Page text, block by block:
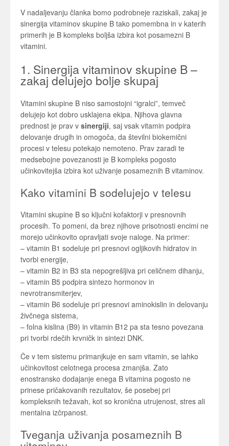
V nadaljevanju članka bomo podrobneje raziskali, zakaj je
sinergija vitaminov skupine B tako pomembna in v katerih
primerih je B kompleks boljša izbira kot posamezni B
vitamini.
1. Sinergija vitaminov skupine B –
zakaj delujejo bolje skupaj
Vitamini skupine B niso samostojni “igralci”, temveč
delujejo kot dobro usklajena ekipa. Njihova glavna
prednost je prav v sinergiji, saj vsak vitamin podpira
delovanje drugih in omogoča, da številni biokemični
procesi v telesu potekajo nemoteno. Prav zaradi te
medsebojne povezanosti je B kompleks pogosto
učinkovitejša izbira kot uživanje posameznih B vitaminov.
Kako vitamini B sodelujejo v telesu
Vitamini skupine B so ključni kofaktorji v presnovnih
procesih. To pomeni, da brez njihove prisotnosti encimi ne
morejo učinkovito opravljati svoje naloge. Na primer:
– vitamin B1 sodeluje pri presnovi ogljikovih hidratov in
tvorbi energije,
– vitamin B2 in B3 sta nepogrešljiva pri celičnem dihanju,
– vitamin B5 podpira sintezo hormonov in
nevrotransmiterjev,
– vitamin B6 sodeluje pri presnovi aminokislin in delovanju
živčnega sistema,
– folna kislina (B9) in vitamin B12 pa sta tesno povezana
pri tvorbi rdečih krvničk in sintezi DNK.
Če v tem sistemu primanjkuje en sam vitamin, se lahko
učinkovitost celotnega procesa zmanjša. Zato
enostransko dodajanje enega B vitamina pogosto ne
prinese pričakovanih rezultatov, še posebej pri
kompleksnih težavah, kot so kronična utrujenost, stres ali
mentalna izčrpanost.
Tveganja uživanja posameznih B